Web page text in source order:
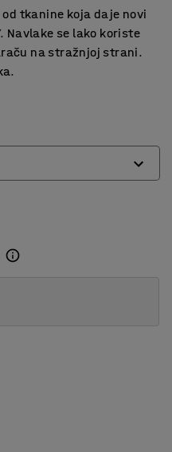
tkanine koja daje novi
Navlake se lako koriste
na stražnjoj strani.